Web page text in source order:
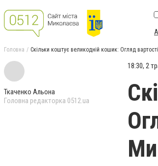
Головна Скільки коштує великодній кошик: Огляд
Ткаченко Альона
Головна редакторка 0512.ua
18:30, 2